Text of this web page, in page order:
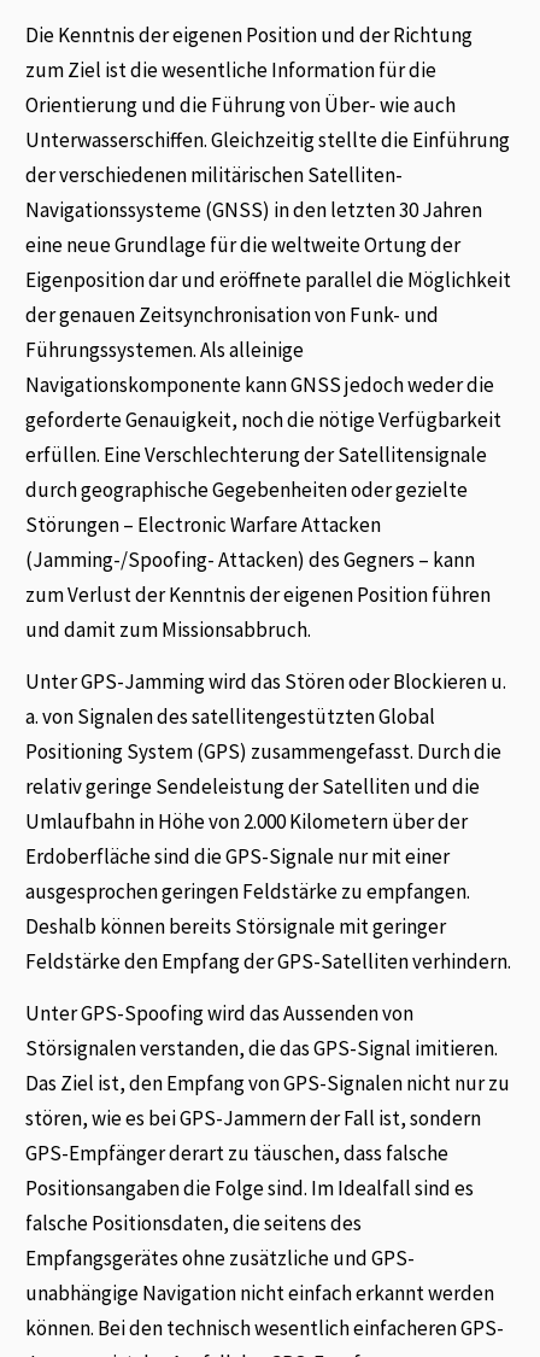
Die Kenntnis der eigenen Position und der Richtung
zum Ziel ist die wesentliche Information für die
Orientierung und die Führung von Über- wie auch
Unterwasserschiffen. Gleichzeitig stellte die Einführung
der verschiedenen militärischen Satelliten-
Navigationssysteme (GNSS) in den letzten 30 Jahren
eine neue Grundlage für die weltweite Ortung der
Eigenposition dar und eröffnete parallel die Möglichkeit
der genauen Zeitsynchronisation von Funk- und
Führungssystemen. Als alleinige
Navigationskomponente kann GNSS jedoch weder die
geforderte Genauigkeit, noch die nötige Verfügbarkeit
erfüllen. Eine Verschlechterung der Satellitensignale
durch geographische Gegebenheiten oder gezielte
Störungen – Electronic Warfare Attacken
(Jamming-/Spoofing- Attacken) des Gegners – kann
zum Verlust der Kenntnis der eigenen Position führen
und damit zum Missionsabbruch.
Unter GPS-Jamming wird das Stören oder Blockieren u.
a. von Signalen des satellitengestützten Global
Positioning System (GPS) zusammengefasst. Durch die
relativ geringe Sendeleistung der Satelliten und die
Umlaufbahn in Höhe von 2.000 Kilometern über der
Erdoberfläche sind die GPS-Signale nur mit einer
ausgesprochen geringen Feldstärke zu empfangen.
Deshalb können bereits Störsignale mit geringer
Feldstärke den Empfang der GPS-Satelliten verhindern.
Unter GPS-Spoofing wird das Aussenden von
Störsignalen verstanden, die das GPS-Signal imitieren.
Das Ziel ist, den Empfang von GPS-Signalen nicht nur zu
stören, wie es bei GPS-Jammern der Fall ist, sondern
GPS-Empfänger derart zu täuschen, dass falsche
Positionsangaben die Folge sind. Im Idealfall sind es
falsche Positionsdaten, die seitens des
Empfangsgerätes ohne zusätzliche und GPS-
unabhängige Navigation nicht einfach erkannt werden
können. Bei den technisch wesentlich einfacheren GPS-